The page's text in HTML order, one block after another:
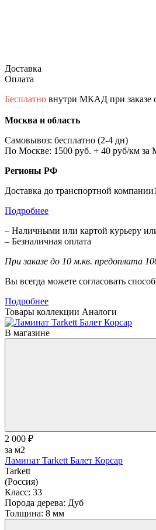
Доставка
Оплата
Бесплатно внутри МКАД при заказе
Москва и область
Самовывоз: бесплатно (2-4 дн)
По Москве: 1500 руб. + 40 руб/км
Регионы РФ
Доставка до транспортной
Подробнее
– Наличными или картой курьеру
– Безналичная оплата
При заказе до 10 м.кв. предоплата
Вы всегда можете согласовать
Подробнее
Товары коллекции Аналоги
В магазине
2 000 ₽
за м2
Ламинат Tarkett Балет Корсар
Tarkett
(Россия)
Класс: 33
Порода дерева: Дуб
Толщина: 8 мм